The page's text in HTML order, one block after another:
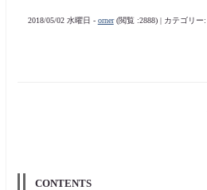
2018/05/02 水曜日 - orner(閲覧 :2888) | カテゴリー:
CONTENTS